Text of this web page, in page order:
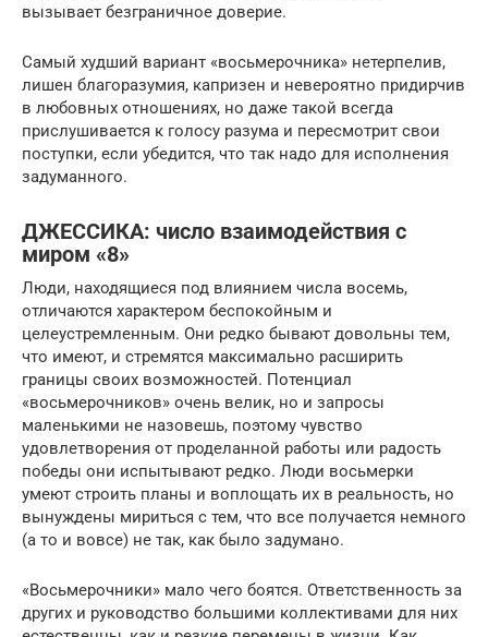
вызывает безграничное доверие.
Самый худший вариант «восьмерочника» нетерпелив,
лишен благоразумия, капризен и невероятно придирчив
в любовных отношениях, но даже такой всегда
прислушивается к голосу разума и пересмотрит свои
поступки, если убедится, что так надо для исполнения
задуманного.
ДЖЕССИКА: число взаимодействия с
миром «8»
Люди, находящиеся под влиянием числа восемь,
отличаются характером беспокойным и
целеустремленным. Они редко бывают довольны тем,
что имеют, и стремятся максимально расширить
границы своих возможностей. Потенциал
«восьмерочников» очень велик, но и запросы
маленькими не назовешь, поэтому чувство
удовлетворения от проделанной работы или радость
победы они испытывают редко. Люди восьмерки
умеют строить планы и воплощать их в реальность, но
вынуждены мириться с тем, что все получается немного
(а то и вовсе) не так, как было задумано.
«Восьмерочники» мало чего боятся. Ответственность за
других и руководство большими коллективами для них